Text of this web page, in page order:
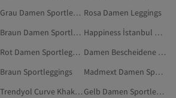
Grau Damen Sportleggings Rosa Damen Leggings
Braun Damen Sportleggings
Happiness İstanbul Damen Sportleggings
Rot Damen Sportleggings
Damen Bescheidene Leggings
Braun Sportleggings
Madmext Damen Sportleggings
Trendyol Curve Khaki Übergröße Sportleggings
Gelb Damen Sportleggings